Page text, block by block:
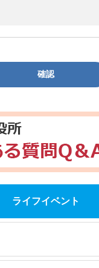
確認
ライフイベント